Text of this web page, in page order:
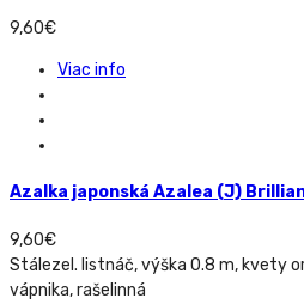
9,60€
Viac info
Azalka japonská Azalea (J)
9,60€
Stálezel. listnáč, výška 0.8 m, kvety
vápnika, rašelinná